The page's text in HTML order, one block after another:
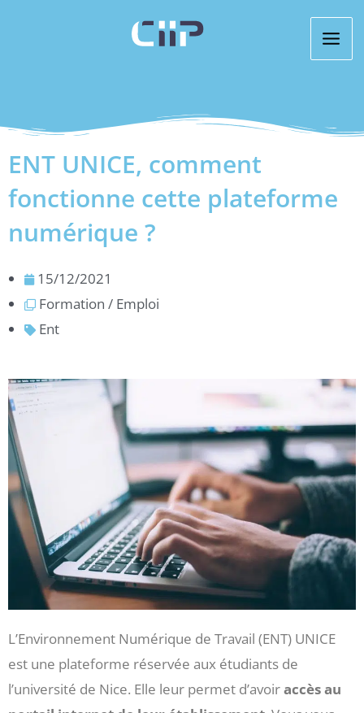
ENT UNICE, comment
fonctionne cette plateforme
numérique ?
15/12/2021
Formation / Emploi
Ent
L’Environnement Numérique de Travail (ENT) UNICE
est une plateforme réservée aux étudiants de
l’université de Nice. Elle leur permet d’avoiraccès au